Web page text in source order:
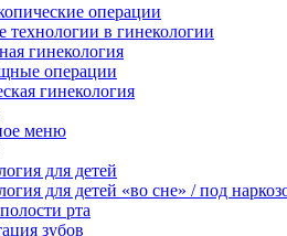
операции
технологии в гинекологии
гинекология
операции
гинекология
меню
для детей
для детей «во сне» / под
рта
зубов